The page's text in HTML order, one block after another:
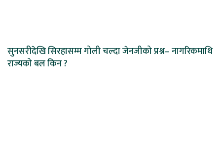
सुनसरीदेखि सिरहासम्म गोली चल्दा जेनजीको प्रश्न– नागरिकमाथि
राज्यको बल किन ?